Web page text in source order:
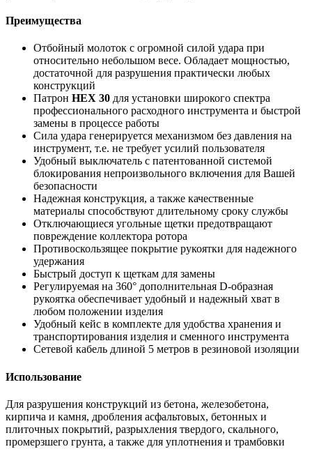
Преимущества
Отбойный молоток с огромной силой удара при
относительно небольшом весе. Обладает мощностью,
достаточной для разрушения практически любых
конструкций
Патрон НЕХ 30 для установки широкого спектра
профессионального расходного инструмента и быстрой
замены в процессе работы
Сила удара генерируется механизмом без давления на
инструмент, т.е. не требует усилий пользователя
Удобный выключатель с патентованной системой
блокирования непроизвольного включения для Вашей
безопасности
Надежная конструкция, а также качественные
материалы способствуют длительному сроку службы
Отключающиеся угольные щетки предотвращают
повреждение коллектора ротора
Противоскользящее покрытие рукоятки для надежного
удержания
Быстрый доступ к щеткам для замены
Регулируемая на 360° дополнительная D-образная
рукоятка обеспечивает удобный и надежный хват в
любом положении изделия
Удобный кейс в комплекте для удобства хранения и
транспортирования изделия и сменного инструмента
Сетевой кабель длиной 5 метров в резиновой изоляции
Использование
Для разрушения конструкций из бетона, железобетона,
кирпича и камня, дробления асфальтовых, бетонных и
плиточных покрытий, разрыхления твердого, скального,
промерзшего грунта, а также для уплотнения и трамбовки